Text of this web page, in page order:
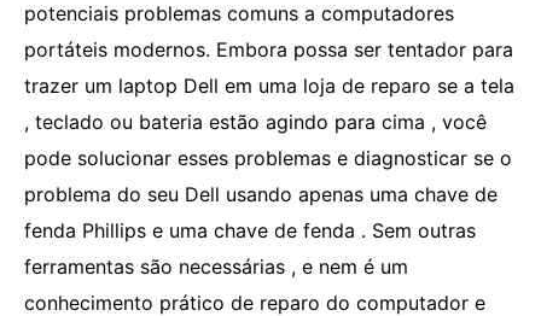
potenciais problemas comuns a computadores
portáteis modernos. Embora possa ser tentador para
trazer um laptop Dell em uma loja de reparo se a tela
, teclado ou bateria estão agindo para cima , você
pode solucionar esses problemas e diagnosticar se o
problema do seu Dell usando apenas uma chave de
fenda Phillips e uma chave de fenda . Sem outras
ferramentas são necessárias , e nem é um
conhecimento prático de reparo do computador e